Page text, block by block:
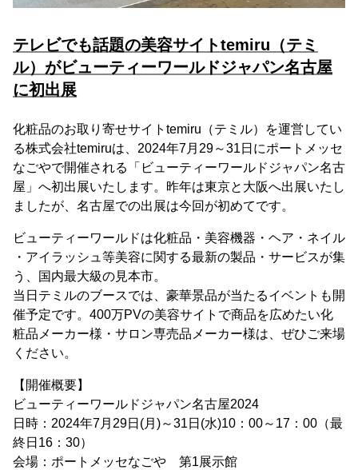
テレビでも話題の美容サイトtemiru（テミ
ル）がビューティーワールドジャパン名古屋
に初出展
化粧品のお取り寄せサイトtemiru（テミル）を運営してい
る株式会社temiruは、2024年7月29～31日にポートメッセ
なごやで開催される「ビューティーワールドジャパン名古
屋」へ初出展いたします。昨年は東京と大阪へ出展いたし
ましたが、名古屋での出展は今回が初めてです。
ビューティーワールドは化粧品・美容機器・ヘア・ネイル
・アイラッシュ等美容に関する最新の製品・サービスが集
う、国内最大級の見本市。
当日テミルのブースでは、豪華景品が当たるイベントも開
催予定です。400万PVの美容サイトで商品を広めたい化
粧品メーカー様・サロン専売品メーカー様は、ぜひご来場
ください。
【開催概要】
ビューティーワールドジャパン名古屋2024
日時：2024年7月29日(月)～31日(水)10：00～17：00（最
終日16：30）
会場：ポートメッセなごや 第1展示館